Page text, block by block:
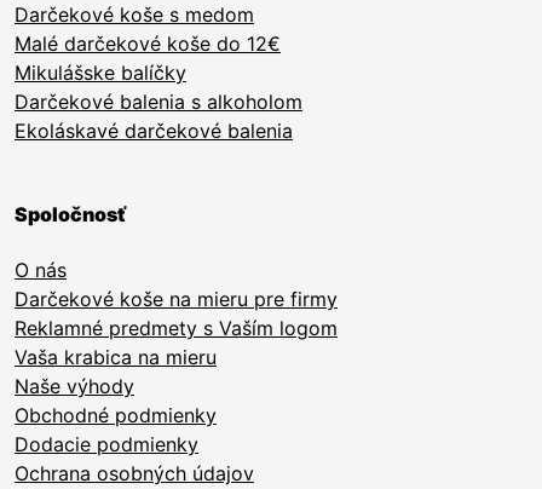
Darčekové koše s medom
Malé darčekové koše do 12€
Mikulášske balíčky
Darčekové balenia s alkoholom
Ekoláskavé darčekové balenia
Spoločnosť
O nás
Darčekové koše na mieru pre firmy
Reklamné predmety s Vaším logom
Vaša krabica na mieru
Naše výhody
Obchodné podmienky
Dodacie podmienky
Ochrana osobných údajov